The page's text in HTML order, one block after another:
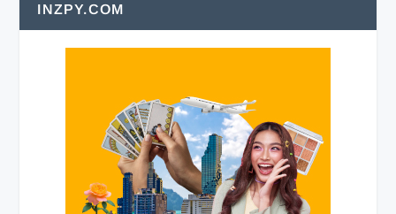
INZPY.COM